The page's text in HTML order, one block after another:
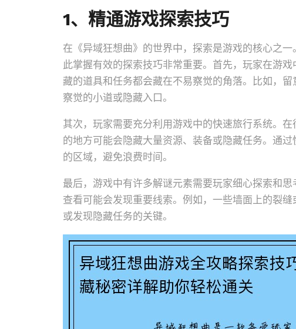
1、精通游戏探索技巧
在《异域狂想曲》的世界中，探索是游戏的核心之
此掌握有效的探索技巧非常重要。首先，玩家在游
藏的道具和任务都会藏在不易察觉的角落。比如，
察觉的小道或隐藏入口。
其次，玩家需要充分利用游戏中的快速旅行系统。
的地方可能会隐藏大量资源、装备或隐藏任务。通
的区域，避免浪费时间。
最后，游戏中有许多解谜元素需要玩家细心探索和
查看可能会发现重要线索。例如，一些墙面上的裂
或发现隐藏任务的关键。